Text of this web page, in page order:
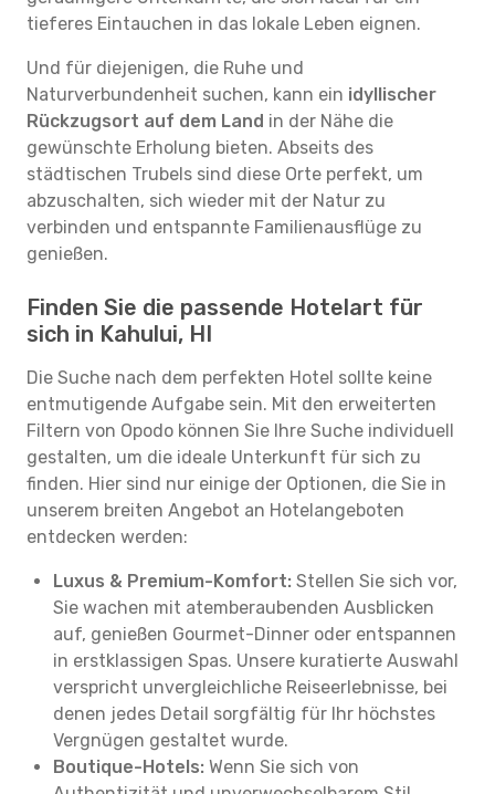
tieferes Eintauchen in das lokale Leben eignen.
Und für diejenigen, die Ruhe und
Naturverbundenheit suchen, kann ein idyllischer
Rückzugsort auf dem Land in der Nähe die
gewünschte Erholung bieten. Abseits des
städtischen Trubels sind diese Orte perfekt, um
abzuschalten, sich wieder mit der Natur zu
verbinden und entspannte Familienausflüge zu
genießen.
Finden Sie die passende Hotelart für
sich in Kahului, HI
Die Suche nach dem perfekten Hotel sollte keine
entmutigende Aufgabe sein. Mit den erweiterten
Filtern von Opodo können Sie Ihre Suche individuell
gestalten, um die ideale Unterkunft für sich zu
finden. Hier sind nur einige der Optionen, die Sie in
unserem breiten Angebot an Hotelangeboten
entdecken werden:
Luxus & Premium-Komfort: Stellen Sie sich vor,
Sie wachen mit atemberaubenden Ausblicken
auf, genießen Gourmet-Dinner oder entspannen
in erstklassigen Spas. Unsere kuratierte Auswahl
verspricht unvergleichliche Reiseerlebnisse, bei
denen jedes Detail sorgfältig für Ihr höchstes
Vergnügen gestaltet wurde.
Boutique-Hotels: Wenn Sie sich von